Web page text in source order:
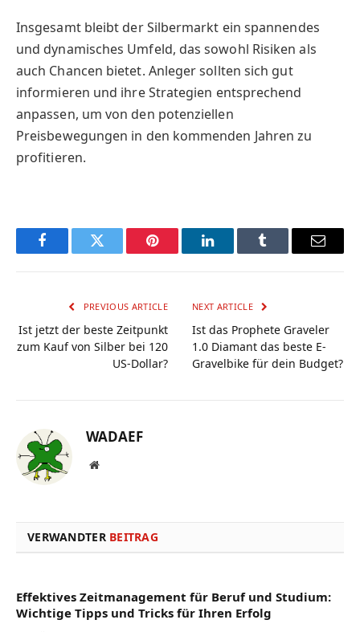
Insgesamt bleibt der Silbermarkt ein spannendes
und dynamisches Umfeld, das sowohl Risiken als
auch Chancen bietet. Anleger sollten sich gut
informieren und ihre Strategien entsprechend
anpassen, um von den potenziellen
Preisbewegungen in den kommenden Jahren zu
profitieren.
FacebookTwitter Pinterest LinkedInTumblr Email
PREVIOUS ARTICLE
Ist jetzt der beste Zeitpunkt
zum Kauf von Silber bei 120
US-Dollar?
NEXT ARTICLE
Ist das Prophete Graveler
1.0 Diamant das beste E-
Gravelbike für dein Budget?
WADAEF
Website
VERWANDTER BEITRAG
Effektives Zeitmanagement für Beruf und Studium:
Wichtige Tipps und Tricks für Ihren Erfolg